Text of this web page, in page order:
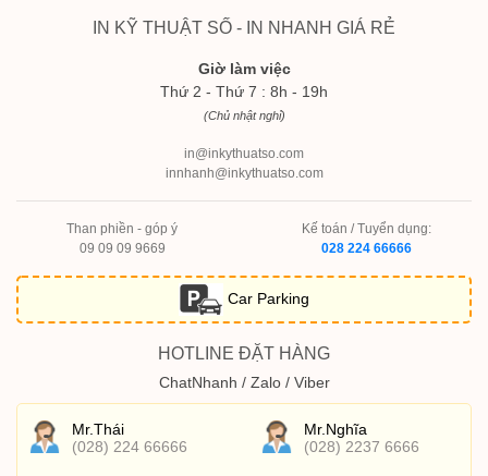
IN KỸ THUẬT SỐ - IN NHANH GIÁ RẺ
Giờ làm việc
Thứ 2 - Thứ 7 : 8h - 19h
(Chủ nhật nghỉ)
in@inkythuatso.com
innhanh@inkythuatso.com
Than phiền - góp ý
09 09 09 9669
Kế toán / Tuyển dụng:
028 224 66666
Car Parking
HOTLINE ĐẶT HÀNG
ChatNhanh / Zalo / Viber
Mr.Thái
(028) 224 66666
Mr.Nghĩa
(028) 2237 6666